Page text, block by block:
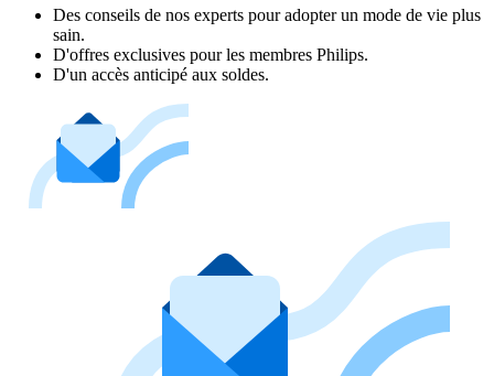
Des conseils de nos experts pour adopter un mode de vie plus
sain.
D'offres exclusives pour les membres Philips.
D'un accès anticipé aux soldes.